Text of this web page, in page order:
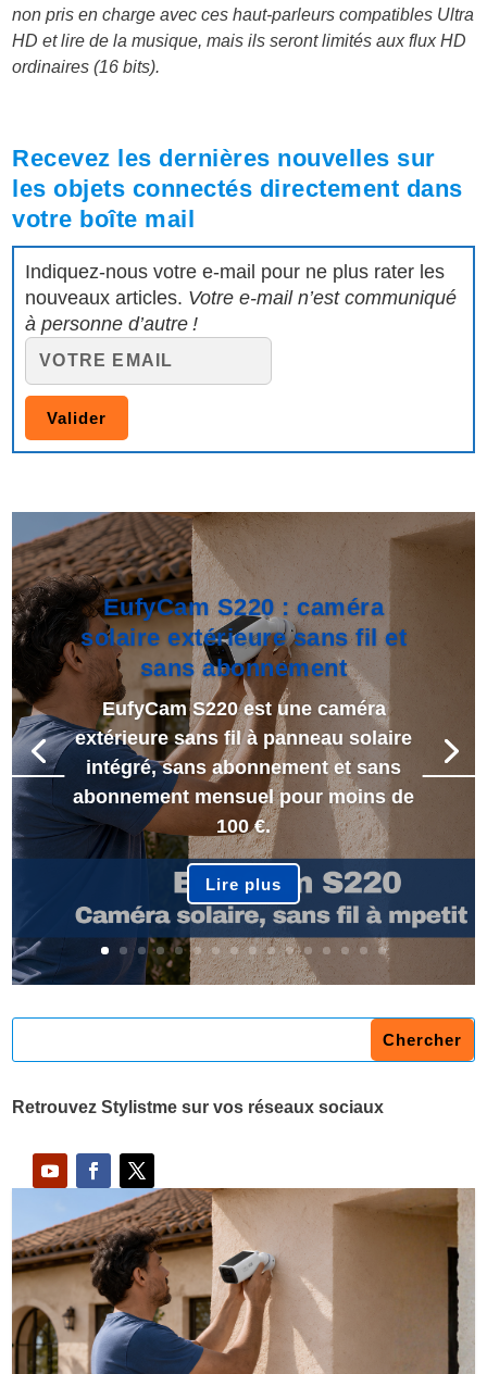
non pris en charge avec ces haut-parleurs compatibles Ultra
HD et lire de la musique, mais ils seront limités aux flux HD
ordinaires (16 bits).
Recevez les dernières nouvelles sur
les objets connectés directement dans
votre boîte mail
Indiquez-nous votre e-mail pour ne plus rater les
nouveaux articles. Votre e-mail n’est communiqué
à personne d’autre !
EufyCam S220 : caméra
solaire extérieure sans fil et
sans abonnement
EufyCam S220 est une caméra
extérieure sans fil à panneau solaire
intégré, sans abonnement et sans
abonnement mensuel pour moins de
100 €.
Lire plus
Retrouvez Stylistme sur vos réseaux sociaux